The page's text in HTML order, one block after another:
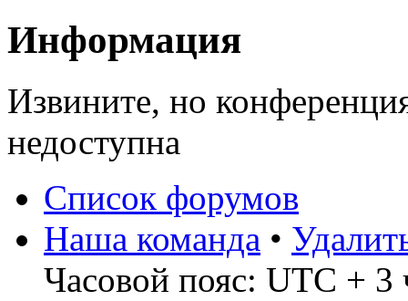
Информация
Извините, но
недоступна
Список форумов
Наша команда •
Часовой пояс: UTC + 3